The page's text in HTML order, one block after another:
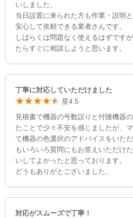
いしました。
当日設置に来られた方も作業・説明と
安心して依頼できる業者さんです。
しばらくは問題なく使えるはずです
たらすぐに相談しようと思います。
丁寧に対応していただけました
星4.5
見積書で機器の号数誤りと付随機器
たことで少々不安を感じましたが、
て機器の色選択のアドバイスをいた
もいろいろ質問にもお答えいただけ
いしてよかったと思っております。
どうもありがとございました。
対応がスムーズで丁寧！